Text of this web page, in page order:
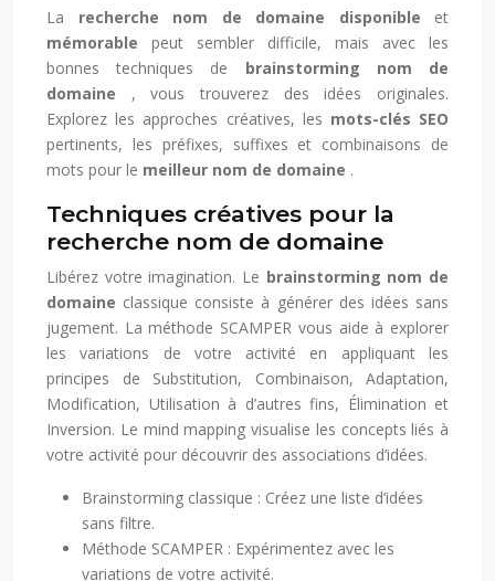
La recherche nom de domaine disponible et
mémorable peut sembler difficile, mais avec les
bonnes techniques de brainstorming nom de
domaine , vous trouverez des idées originales.
Explorez les approches créatives, les mots-clés SEO
pertinents, les préfixes, suffixes et combinaisons de
mots pour le meilleur nom de domaine .
Techniques créatives pour la
recherche nom de domaine
Libérez votre imagination. Le brainstorming nom de
domaine classique consiste à générer des idées sans
jugement. La méthode SCAMPER vous aide à explorer
les variations de votre activité en appliquant les
principes de Substitution, Combinaison, Adaptation,
Modification, Utilisation à d’autres fins, Élimination et
Inversion. Le mind mapping visualise les concepts liés à
votre activité pour découvrir des associations d’idées.
Brainstorming classique : Créez une liste d’idées
sans filtre.
Méthode SCAMPER : Expérimentez avec les
variations de votre activité.